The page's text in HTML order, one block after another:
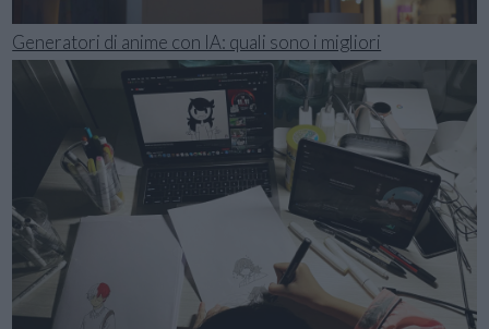
Generatori di anime con IA: quali sono i migliori